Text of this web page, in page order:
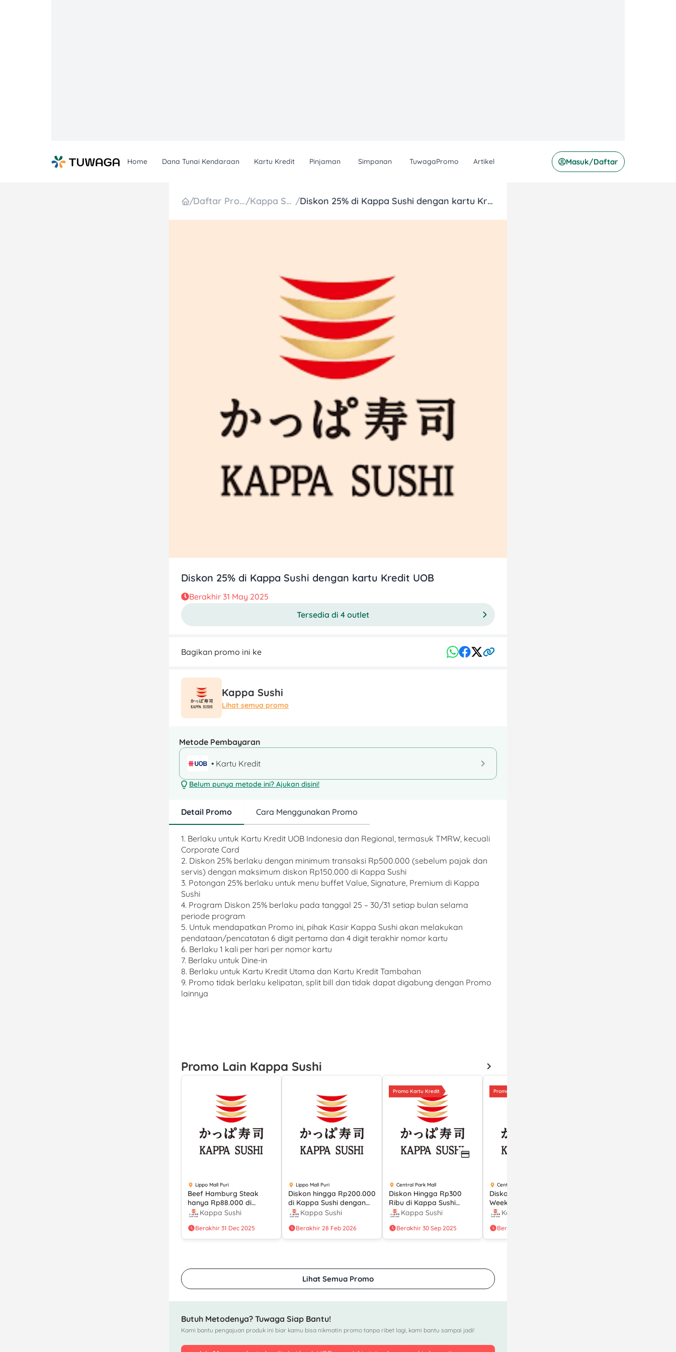
Home Dana Tunai Kendaraan Kartu Kredit Pinjaman Simpanan TuwagaPromo Artikel Masuk/Daftar
/ Daftar Promo/ Kappa Sushi / Diskon 25% di Kappa Sushi dengan kartu Kredit UOB
Diskon 25% di Kappa Sushi dengan kartu Kredit UOB
Berakhir 31 May 2025
Tersedia di 4 outlet
Bagikan promo ini ke
Kappa Sushi
Lihat semua promo
Metode Pembayaran
• Kartu Kredit
Belum punya metode ini? Ajukan disini!
Detail Promo Cara Menggunakan Promo
1. Berlaku untuk Kartu Kredit UOB Indonesia dan Regional, termasuk TMRW, kecuali
Corporate Card
2. Diskon 25% berlaku dengan minimum transaksi Rp500.000 (sebelum pajak dan
servis) dengan maksimum diskon Rp150.000 di Kappa Sushi
3. Potongan 25% berlaku untuk menu buffet Value, Signature, Premium di Kappa
Sushi
4. Program Diskon 25% berlaku pada tanggal 25 – 30/31 setiap bulan selama
periode program
5. Untuk mendapatkan Promo ini, pihak Kasir Kappa Sushi akan melakukan
pendataan/pencatatan 6 digit pertama dan 4 digit terakhir nomor kartu
6. Berlaku 1 kali per hari per nomor kartu
7. Berlaku untuk Dine-in
8. Berlaku untuk Kartu Kredit Utama dan Kartu Kredit Tambahan
9. Promo tidak berlaku kelipatan, split bill dan tidak dapat digabung dengan Promo
lainnya
Promo Lain Kappa Sushi
Lippo Mall Puri
Beef Hamburg Steak
hanya Rp88.000 di
Kappa Sushi dengan
Pembayaran
Kappa Sushi
Berakhir 31 Dec 2025
Lippo Mall Puri
Diskon hingga Rp200.000
di Kappa Sushi dengan
Kartu Debit BNI
Kappa Sushi
Berakhir 28 Feb 2026
Promo Kartu Kredit
Central Park Mall
Diskon Hingga Rp300
Ribu di Kappa Sushi
dengan Kartu Kredit
Kappa Sushi
Berakhir 30 Sep 2025
Promo Kartu Kredit
Central Park Mall
Diskon Rp200 Ribu Setiap
Weekend di Kappa Sushi
dengan Permata Kartu
Kappa Sushi
Berakhir 31 Mar 2026
Lihat Semua Promo
Butuh Metodenya? Tuwaga Siap Bantu!
Kami bantu pengajuan produk ini biar kamu bisa nikmatin promo tanpa ribet lagi, kami bantu sampai jadi!